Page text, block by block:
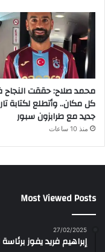
محمد صلاح: حققت
كل مكان.. وأتطلع لكتابة
جديد مع طرابزون سبور
منذ 10 ساعات
Most Viewed Posts
27/02/2025
إبراهيم فريد يفوز برئاسة